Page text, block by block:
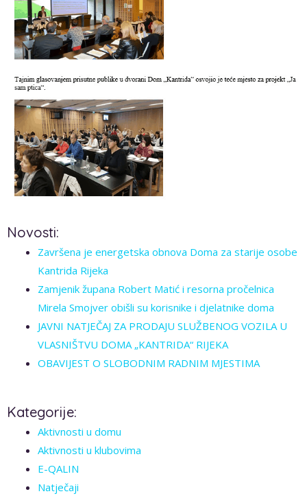
Novosti:
Završena je energetska obnova Doma za starije osobe
Kantrida Rijeka
Zamjenik župana Robert Matić i resorna pročelnica
Mirela Smojver obišli su korisnike i djelatnike doma
JAVNI NATJEČAJ ZA PRODAJU SLUŽBENOG VOZILA U
VLASNIŠTVU DOMA „KANTRIDA“ RIJEKA
OBAVIJEST O SLOBODNIM RADNIM MJESTIMA
Kategorije:
Aktivnosti u domu
Aktivnosti u klubovima
E-QALIN
Natječaji